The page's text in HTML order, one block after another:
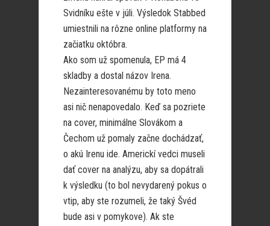
Svidníku ešte v júli. Výsledok Stabbed
umiestnili na rôzne online platformy na
začiatku októbra.
Ako som už spomenula, EP má 4
skladby a dostal názov Irena.
Nezainteresovanému by toto meno
asi nič nenapovedalo. Keď sa pozriete
na cover, minimálne Slovákom a
Čechom už pomaly začne dochádzať,
o akú Irenu ide. Americkí vedci museli
dať cover na analýzu, aby sa dopátrali
k výsledku (to bol nevydarený pokus o
vtip, aby ste rozumeli, že taký Švéd
bude asi v pomykove). Ak ste